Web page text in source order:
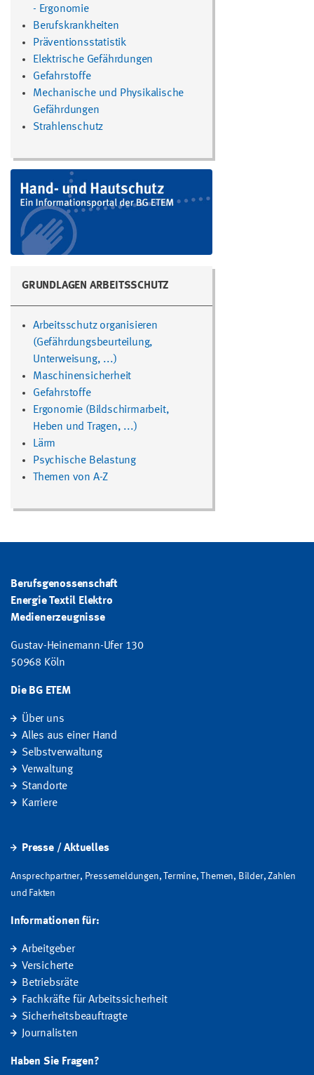
- Ergonomie
Berufskrankheiten
Präventionsstatistik
Elektrische Gefährdungen
Gefahrstoffe
Mechanische und Physikalische
Gefährdungen
Strahlenschutz
GRUNDLAGEN ARBEITSSCHUTZ
Arbeitsschutz organisieren
(Gefährdungsbeurteilung,
Unterweisung, ...)
Maschinensicherheit
Gefahrstoffe
Ergonomie (Bildschirmarbeit,
Heben und Tragen, ...)
Lärm
Psychische Belastung
Themen von A-Z
Berufsgenossenschaft
Energie Textil Elektro
Medienerzeugnisse
Gustav-Heinemann-Ufer 130
50968 Köln
Die BG ETEM
Über uns
Alles aus einer Hand
Selbstverwaltung
Verwaltung
Standorte
Karriere
Presse / Aktuelles
Ansprechpartner, Pressemeldungen, Termine, Themen, Bilder, Zahlen
und Fakten
Informationen für:
Arbeitgeber
Versicherte
Betriebsräte
Fachkräfte für Arbeitssicherheit
Sicherheitsbeauftragte
Journalisten
Haben Sie Fragen?